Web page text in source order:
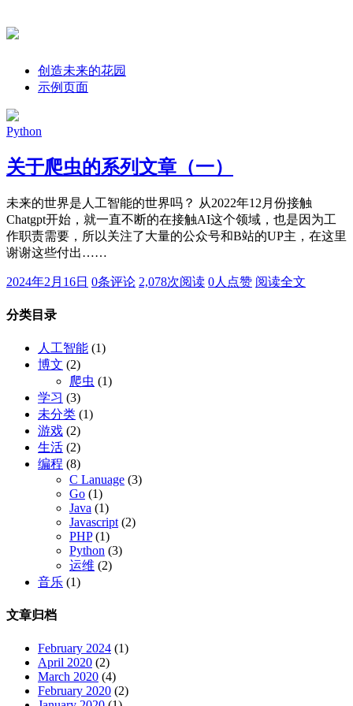
创造未来的花园
示例页面
Python
关于爬虫的系列文章（一）
未来的世界是人工智能的世界吗？ 从2022年12月份接触
Chatgpt开始，就一直不断的在接触AI这个领域，也是因为工
作职责需要，所以关注了大量的公众号和B站的UP主，在这里
谢谢这些付出……
2024年2月16日 0条评论 2,078次阅读 0人点赞 阅读全文
分类目录
人工智能 (1)
博文 (2)
爬虫 (1)
学习 (3)
未分类 (1)
游戏 (2)
生活 (2)
编程 (8)
C Lanuage (3)
Go (1)
Java (1)
Javascript (2)
PHP(1)
Python (3)
运维 (2)
音乐 (1)
文章归档
February 2024 (1)
April 2020 (2)
March 2020 (4)
February 2020 (2)